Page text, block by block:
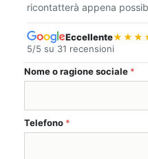
ricontatterà appena
Eccellente
5/5 su 31 recensioni
Nome o ragione sociale *
Telefono *